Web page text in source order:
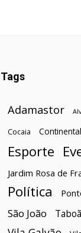
Tags
Adamastor
Cocaia Continental
Esporte
Jardim Rosa de
Política
São João